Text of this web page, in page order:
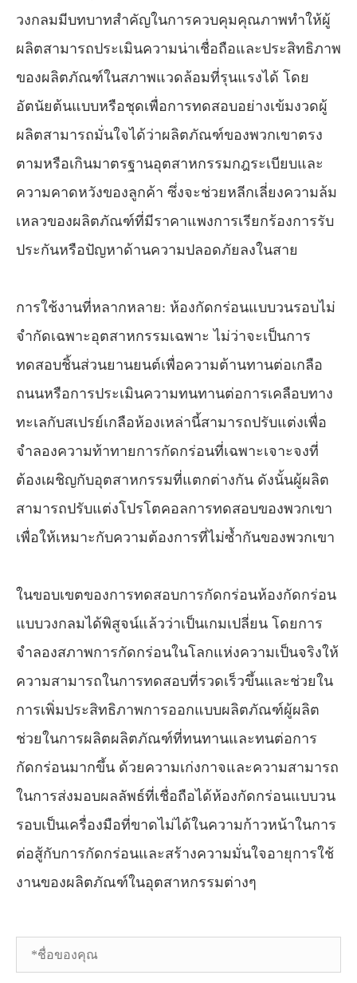
วงกลมมีบทบาทสำคัญในการควบคุมคุณภาพทำให้ผู้
ผลิตสามารถประเมินความน่าเชื่อถือและประสิทธิภาพ
ของผลิตภัณฑ์ในสภาพแวดล้อมที่รุนแรงได้ โดย
อัตนัยต้นแบบหรือชุดเพื่อการทดสอบอย่างเข้มงวดผู้
ผลิตสามารถมั่นใจได้ว่าผลิตภัณฑ์ของพวกเขาตรง
ตามหรือเกินมาตรฐานอุตสาหกรรมกฎระเบียบและ
ความคาดหวังของลูกค้า ซึ่งจะช่วยหลีกเลี่ยงความล้ม
เหลวของผลิตภัณฑ์ที่มีราคาแพงการเรียกร้องการรับ
ประกันหรือปัญหาด้านความปลอดภัยลงในสาย
การใช้งานที่หลากหลาย: ห้องกัดกร่อนแบบวนรอบไม่
จำกัดเฉพาะอุตสาหกรรมเฉพาะ ไม่ว่าจะเป็นการ
ทดสอบชิ้นส่วนยานยนต์เพื่อความต้านทานต่อเกลือ
ถนนหรือการประเมินความทนทานต่อการเคลือบทาง
ทะเลกับสเปรย์เกลือห้องเหล่านี้สามารถปรับแต่งเพื่อ
จำลองความท้าทายการกัดกร่อนที่เฉพาะเจาะจงที่
ต้องเผชิญกับอุตสาหกรรมที่แตกต่างกัน ดังนั้นผู้ผลิต
สามารถปรับแต่งโปรโตคอลการทดสอบของพวกเขา
เพื่อให้เหมาะกับความต้องการที่ไม่ซ้ำกันของพวกเขา
ในขอบเขตของการทดสอบการกัดกร่อนห้องกัดกร่อน
แบบวงกลมได้พิสูจน์แล้วว่าเป็นเกมเปลี่ยน โดยการ
จำลองสภาพการกัดกร่อนในโลกแห่งความเป็นจริงให้
ความสามารถในการทดสอบที่รวดเร็วขึ้นและช่วยใน
การเพิ่มประสิทธิภาพการออกแบบผลิตภัณฑ์ผู้ผลิต
ช่วยในการผลิตผลิตภัณฑ์ที่ทนทานและทนต่อการ
กัดกร่อนมากขึ้น ด้วยความเก่งกาจและความสามารถ
ในการส่งมอบผลลัพธ์ที่เชื่อถือได้ห้องกัดกร่อนแบบวน
รอบเป็นเครื่องมือที่ขาดไม่ได้ในความก้าวหน้าในการ
ต่อสู้กับการกัดกร่อนและสร้างความมั่นใจอายุการใช้
งานของผลิตภัณฑ์ในอุตสาหกรรมต่างๆ